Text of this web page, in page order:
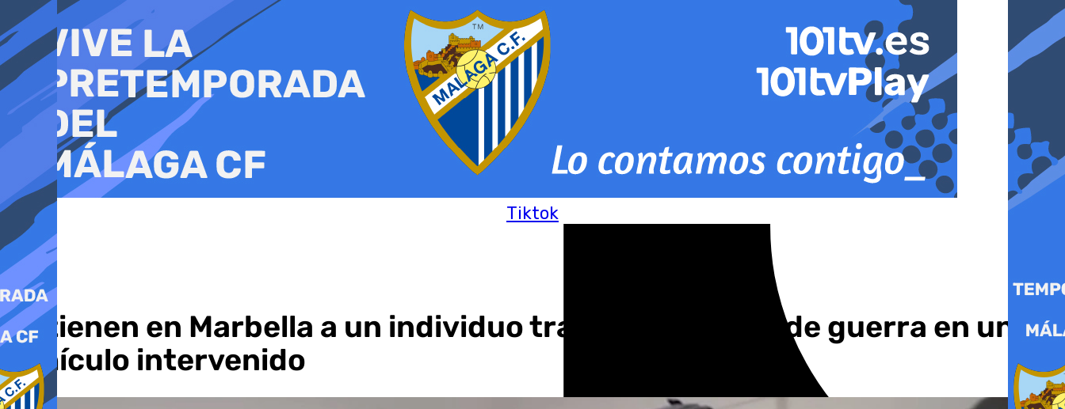
al
contenido
Tiktok
Detienen en Marbella a un individuo tras hallar armas de guerra en un
vehículo intervenido